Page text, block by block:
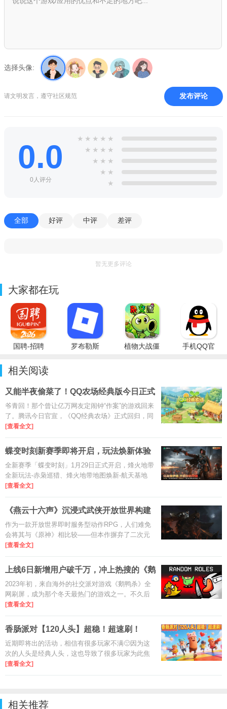
选择头像:
请文明发言，遵守社区规范 发布评论
0.0
0人评分
★ ★ ★ ★ ★
★ ★ ★ ★
★ ★ ★
★ ★
★
全部 好评 中评 差评
暂无更多评论
大家都在玩
国聘-招聘
罗布勒斯
植物大战僵
手机QQ官
相关阅读
又能半夜偷菜了！QQ农场经典版今日正式
回归
爷青回！那个曾让亿万网友定闹钟“作案”的游戏回来
了。腾讯今日官宣，《QQ经典农场》正式回归，同
步登录QQ和微信，为80后、90后带来一波强烈
的“回忆杀”。
[查看全文]
蝶变时刻新赛季即将开启，玩法焕新体验
升级
全新赛季「蝶变时刻」1月29日正式开启，烽火地带
全新玩法-赤枭巡猎、烽火地带地图焕新-航天基地
2.0、全面战场全新地图-余震、全新支援型干员-
蝶、全新首领-效能部长哈德森、全新武器以及多样
优化内容将在新赛季一同上
[查看全文]
《燕云十六声》沉浸式武侠开放世界构建
思路
作为一款开放世界即时服务型动作RPG，人们难免
会将其与《原神》相比较——但本作摒弃了二次元
风格，转而采用更具沉浸感的写实画风。与其构建
跨越诸国的广袤地图，不如深耕华夏大地的千山万
水：游戏还原了古代中国的多
[查看全文]
上线6日新增用户破千万，冲上热搜的《鹅
鸭杀
2023年初，来自海外的社交派对游戏《鹅鸭杀》全
网刷屏，成为那个冬天最热门的游戏之一。不久后
国内厂商拿下了版权进行研发，时隔两年，手游版
的《鹅鸭杀》上线了。
[查看全文]
香肠派对【120人头】超稳！超速刷！
近期即将出的活动，相信有很多玩家不满🙁因为这
次的人头是经典人头，这也导致了很多玩家为此焦
虑。下面，我为大家带来：超稳、超速刷，超稳超
速刷，这三种方式，速刷120人头！
[查看全文]
相关推荐